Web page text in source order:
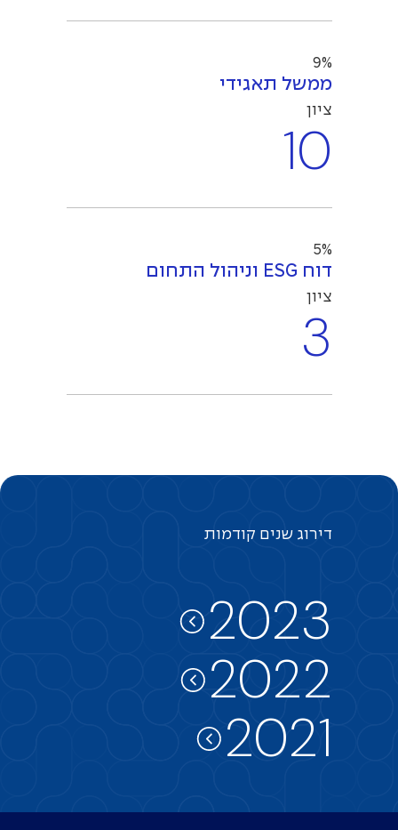
9%
ממשל תאגידי
ציון
10
5%
דוח ESG וניהול התחום
ציון
3
דירוג שנים קודמות
2023
2022
2021